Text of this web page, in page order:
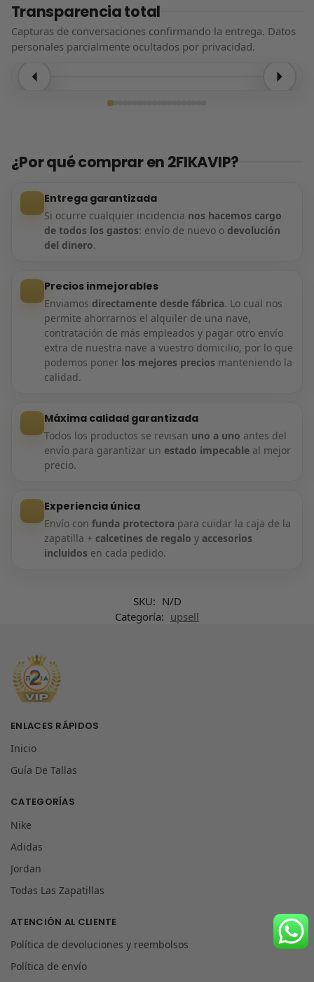
Transparencia total
Capturas de conversaciones confirmando la entrega. Datos
personales parcialmente ocultados por privacidad.
¿Por qué comprar en 2FIKAVIP?
Entrega garantizada
Si ocurre cualquier incidencia nos hacemos cargo
de todos los gastos: envío de nuevo o devolución
del dinero.
Precios inmejorables
Enviamos directamente desde fábrica. Lo cual nos
permite ahorrarnos el alquiler de una nave,
contratación de más empleados y pagar otro envío
extra de nuestra nave a vuestro domicilio, por lo que
podemos poner los mejores precios manteniendo la
calidad.
Máxima calidad garantizada
Todos los productos se revisan uno a uno antes del
envío para garantizar un estado impecableal mejor
precio.
Experiencia única
Envío con funda protectorapara cuidar la caja de la
zapatilla + calcetines de regalo y accesorios
incluidos en cada pedido.
SKU: N/D
Categoría: upsell
ENLACES RÁPIDOS
Inicio
Guía De Tallas
CATEGORÍAS
Nike
Adidas
Jordan
Todas Las Zapatillas
ATENCIÓN AL CLIENTE
Política de devoluciones y reembolsos
Política de envío